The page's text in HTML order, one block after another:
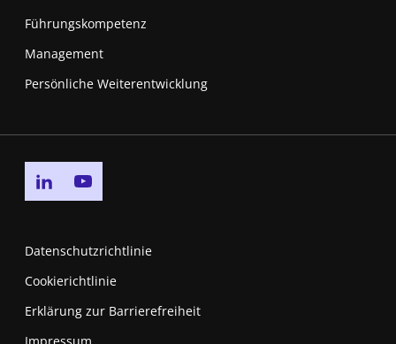
Führungskompetenz
Management
Persönliche Weiterentwicklung
Go to linkedin page
Datenschutzrichtlinie
Cookierichtlinie
Erklärung zur Barrierefreiheit